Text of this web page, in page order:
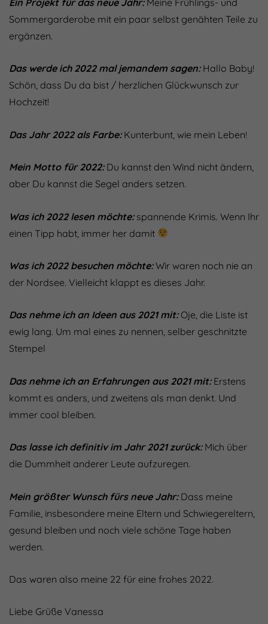
Ein Projekt für das neue Jahr:Meine Frühlings- und
Sommergarderobe mit ein paar selbst genähten Teile zu
ergänzen.
Das werde ich 2022 mal jemandem sagen:Hallo Baby!
Schön, dass Du da bist / herzlichen Glückwunsch zur
Hochzeit!
Das Jahr 2022 als Farbe: Kunterbunt, wie mein Leben!
Mein Motto für 2022:Du kannst den Wind nicht ändern,
aber Du kannst die Segel anders setzen.
Was ich 2022 lesen möchte:spannende Krimis. Wenn Ihr
einen Tipp habt, immer her damit
Was ich 2022 besuchen möchte:Wir waren noch nie an
der Nordsee. Vielleicht klappt es dieses Jahr.
Das nehme ich an Ideen aus 2021 mit:Oje, die Liste ist
ewig lang. Um mal eines zu nennen, selber geschnitzte
Stempel
Das nehme ich an Erfahrungen aus 2021 mit:Erstens
kommt es anders, und zweitens als man denkt. Und
immer cool bleiben.
Das lasse ich definitiv im Jahr 2021 zurück:Mich über
die Dummheit anderer Leute aufzuregen.
Mein größter Wunsch fürs neue Jahr: Dass meine
Familie, insbesondere meine Eltern und Schwiegereltern,
gesund bleiben und noch viele schöne Tage haben
werden.
Das waren also meine 22 für eine frohes 2022.
Liebe Grüße Vanessa